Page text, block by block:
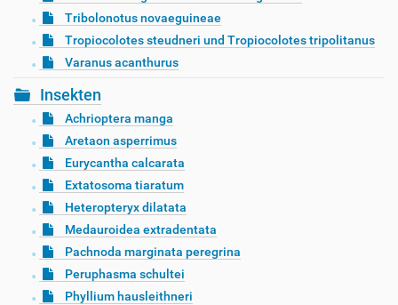
Tribolonotus novaeguineae
Tropiocolotes steudneri und Tropiocolotes tripolitanus
Varanus acanthurus
Insekten
Achrioptera manga
Aretaon asperrimus
Eurycantha calcarata
Extatosoma tiaratum
Heteropteryx dilatata
Medauroidea extradentata
Pachnoda marginata peregrina
Peruphasma schultei
Phyllium hausleithneri